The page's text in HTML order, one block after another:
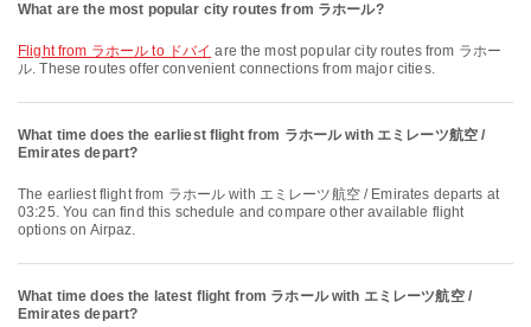
What are the most popular city routes from ラホール?
flight from ラホール to ドバイ are the most popular city routes from ラホー
ル. These routes offer convenient connections from major cities.
What time does the earliest flight from ラホール with エミレーツ航空 /
Emirates depart?
The earliest flight from ラホール with エミレーツ航空 / Emirates departs at
03:25. You can find this schedule and compare other available flight
options on Airpaz.
What time does the latest flight from ラホール with エミレーツ航空 /
Emirates depart?